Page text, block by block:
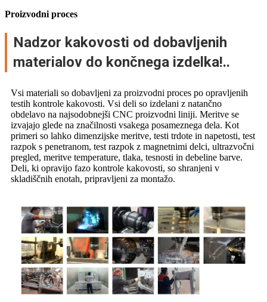
Proizvodni proces
Nadzor kakovosti od dobavljenih
materialov do končnega izdelka!..
Vsi materiali so dobavljeni za proizvodni proces po opravljenih
testih kontrole kakovosti. Vsi deli so izdelani z natančno
obdelavo na najsodobnejši CNC proizvodni liniji. Meritve se
izvajajo glede na značilnosti vsakega posameznega dela. Kot
primeri so lahko dimenzijske meritve, testi trdote in napetosti, test
razpok s penetranom, test razpok z magnetnimi delci, ultrazvočni
pregled, meritve temperature, tlaka, tesnosti in debeline barve.
Deli, ki opravijo fazo kontrole kakovosti, so shranjeni v
skladiščnih enotah, pripravljeni za montažo.